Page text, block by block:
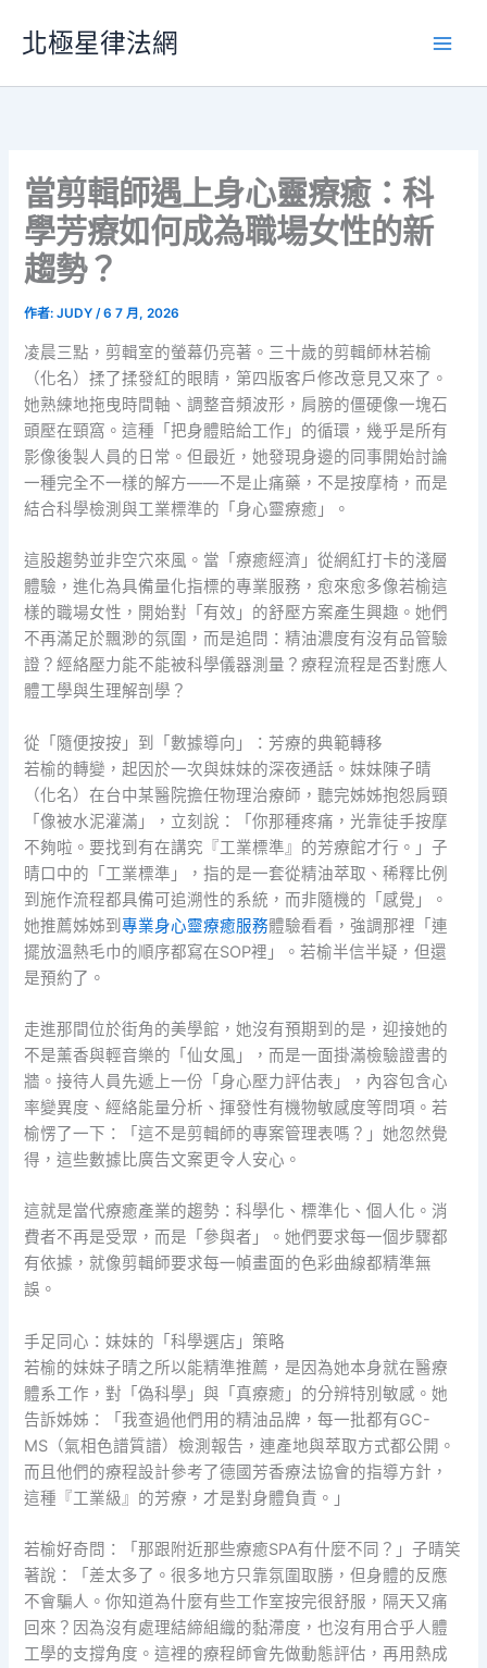
要
北極星律法網
當剪輯師遇上身心靈療癒：科
學芳療如何成為職場女性的新
趨勢？
作者:JUDY/6 7 月, 2026
凌晨三點，剪輯室的螢幕仍亮著。三十歲的剪輯師林若榆
（化名）揉了揉發紅的眼睛，第四版客戶修改意見又來了。
她熟練地拖曳時間軸、調整音頻波形，肩膀的僵硬像一塊石
頭壓在頸窩。這種「把身體賠給工作」的循環，幾乎是所有
影像後製人員的日常。但最近，她發現身邊的同事開始討論
一種完全不一樣的解方——不是止痛藥，不是按摩椅，而是
結合科學檢測與工業標準的「身心靈療癒」。
這股趨勢並非空穴來風。當「療癒經濟」從網紅打卡的淺層
體驗，進化為具備量化指標的專業服務，愈來愈多像若榆這
樣的職場女性，開始對「有效」的舒壓方案產生興趣。她們
不再滿足於飄渺的氛圍，而是追問：精油濃度有沒有品管驗
證？經絡壓力能不能被科學儀器測量？療程流程是否對應人
體工學與生理解剖學？
從「隨便按按」到「數據導向」：芳療的典範轉移
若榆的轉變，起因於一次與妹妹的深夜通話。妹妹陳子晴
（化名）在台中某醫院擔任物理治療師，聽完姊姊抱怨肩頸
「像被水泥灌滿」，立刻說：「你那種疼痛，光靠徒手按摩
不夠啦。要找到有在講究『工業標準』的芳療館才行。」子
晴口中的「工業標準」，指的是一套從精油萃取、稀釋比例
到施作流程都具備可追溯性的系統，而非隨機的「感覺」。
她推薦姊姊到專業身心靈療癒服務體驗看看，強調那裡「連
擺放溫熱毛巾的順序都寫在SOP裡」。若榆半信半疑，但還
是預約了。
走進那間位於街角的美學館，她沒有預期到的是，迎接她的
不是薰香與輕音樂的「仙女風」，而是一面掛滿檢驗證書的
牆。接待人員先遞上一份「身心壓力評估表」，內容包含心
率變異度、經絡能量分析、揮發性有機物敏感度等問項。若
榆愣了一下：「這不是剪輯師的專案管理表嗎？」她忽然覺
得，這些數據比廣告文案更令人安心。
這就是當代療癒產業的趨勢：科學化、標準化、個人化。消
費者不再是受眾，而是「參與者」。她們要求每一個步驟都
有依據，就像剪輯師要求每一幀畫面的色彩曲線都精準無
誤。
手足同心：妹妹的「科學選店」策略
若榆的妹妹子晴之所以能精準推薦，是因為她本身就在醫療
體系工作，對「偽科學」與「真療癒」的分辨特別敏感。她
告訴姊姊：「我查過他們用的精油品牌，每一批都有GC-
MS（氣相色譜質譜）檢測報告，連產地與萃取方式都公開。
而且他們的療程設計參考了德國芳香療法協會的指導方針，
這種『工業級』的芳療，才是對身體負責。」
若榆好奇問：「那跟附近那些療癒SPA有什麼不同？」子晴笑
著說：「差太多了。很多地方只靠氛圍取勝，但身體的反應
不會騙人。你知道為什麼有些工作室按完很舒服，隔天又痛
回來？因為沒有處理結締組織的黏滯度，也沒有用合乎人體
工學的支撐角度。這裡的療程師會先做動態評估，再用熱成